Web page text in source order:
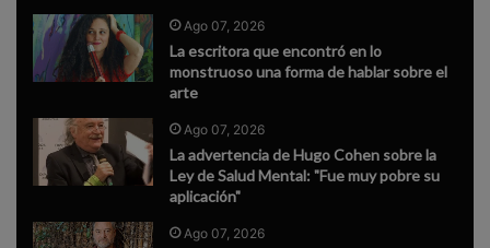
Ago 07, 2026
La escritora que encontró en lo
monstruoso una forma de hablar sobre el
arte
Ago 07, 2026
La advertencia de Hugo Cohen sobre la
Ley de Salud Mental: "Fue muy pobre su
aplicación"
Ago 07, 2026